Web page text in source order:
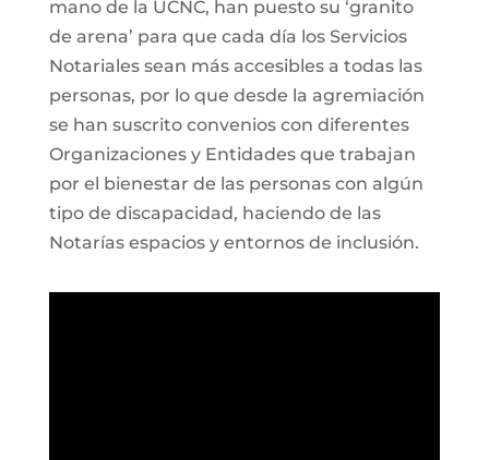
mano de la UCNC, han puesto su ‘granito
de arena’ para que cada día los Servicios
Notariales sean más accesibles a todas las
personas, por lo que desde la agremiación
se han suscrito convenios con diferentes
Organizaciones y Entidades que trabajan
por el bienestar de las personas con algún
tipo de discapacidad, haciendo de las
Notarías espacios y entornos de inclusión.